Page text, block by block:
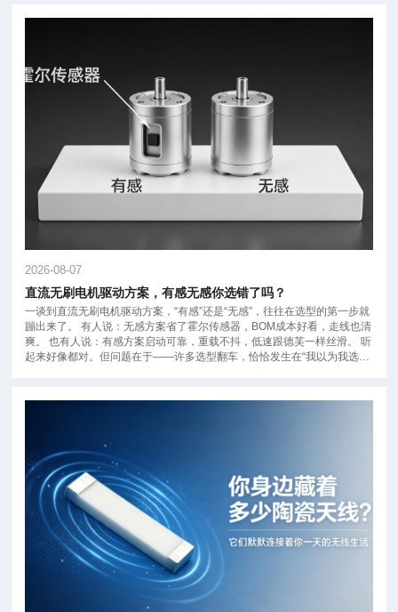
2026-08-07
直流无刷电机驱动方案，有感无感你选错了吗？
一谈到直流无刷电机驱动方案，“有感”还是“无感”，往往在选型的第一步就
蹦出来了。 有人说：无感方案省了霍尔传感器，BOM成本好看，走线也清
爽。 也有人说：有感方案启动可靠，重载不抖，低速跟德芙一样丝滑。 听
起来好像都对。但问题在于——许多选型翻车，恰恰发生在“我以为我选对